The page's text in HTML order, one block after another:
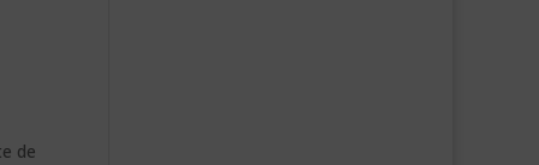
de